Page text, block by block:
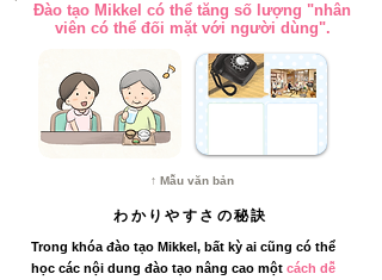
Đào tạo Mikkel có thể tăng số lượng "nhân
viên có thể đối mặt với người dùng".
↑ Mẫu văn bản
わかりやすさの秘訣
Trong khóa đào tạo Mikkel, bất kỳ ai cũng có thể
học các nội dung đào tạo nâng cao một cách dễ